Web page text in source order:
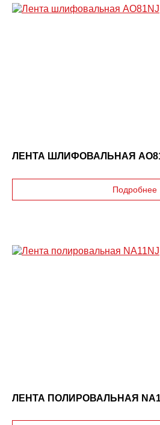
ЛЕНТА ШЛИФОВАЛЬНАЯ
Подробнее
ЛЕНТА ПОЛИРОВАЛЬНАЯ